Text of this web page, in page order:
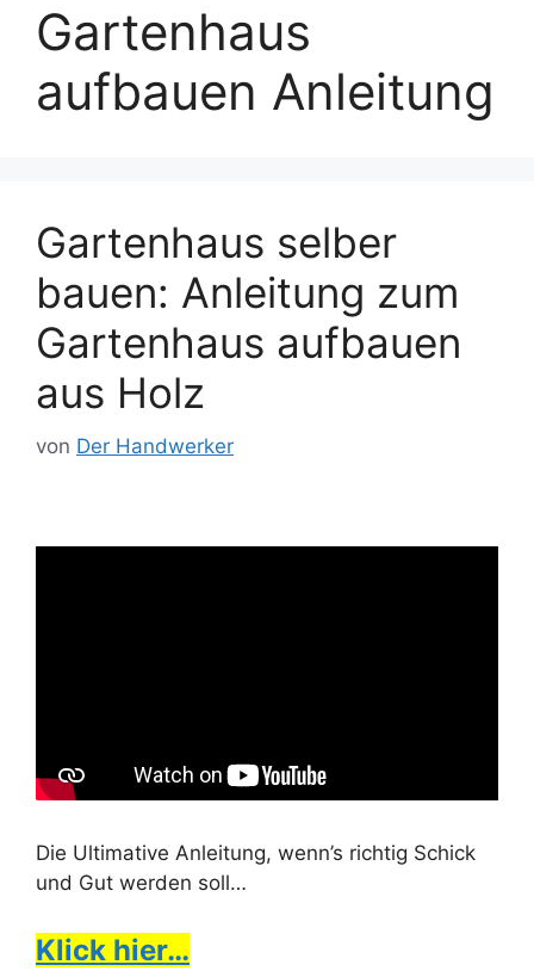
Gartenhaus
aufbauen Anleitung
Gartenhaus selber
bauen: Anleitung zum
Gartenhaus aufbauen
aus Holz
von Der Handwerker
Die Ultimative Anleitung, wenn’s richtig Schick
und Gut werden soll…
Klick hier…